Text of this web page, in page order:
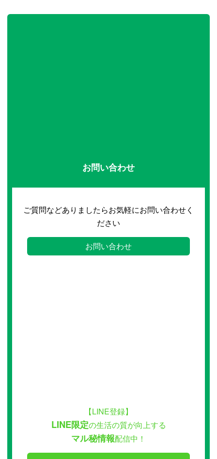
お問い合わせ
ご質問などありましたらお気軽にお問い合わせく
ださい
お問い合わせ
【LINE登録】
LINE限定の生活の質が向上する
マル秘情報配信中！